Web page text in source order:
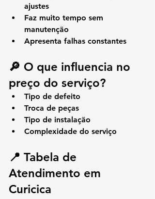
ajustes
Faz muito tempo sem
manutenção
Apresenta falhas constantes
🔎 O que influencia no
preço do serviço?
Tipo de defeito
Troca de peças
Tipo de instalação
Complexidade do serviço
📍 Tabela de
Atendimento em
Curicica